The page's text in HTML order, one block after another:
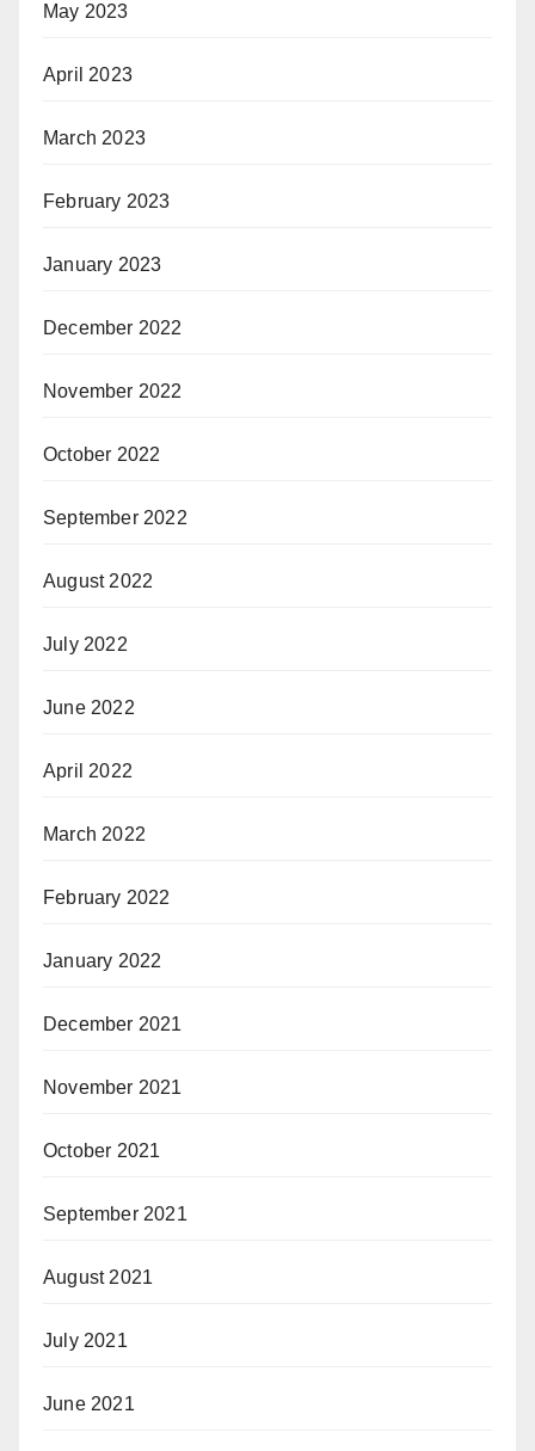
May 2023
April 2023
March 2023
February 2023
January 2023
December 2022
November 2022
October 2022
September 2022
August 2022
July 2022
June 2022
April 2022
March 2022
February 2022
January 2022
December 2021
November 2021
October 2021
September 2021
August 2021
July 2021
June 2021